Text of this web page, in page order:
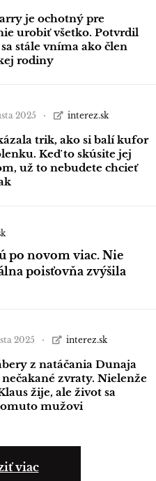
je ochotný pre
urobiť všetko. Potvrdil
stále vníma ako člen
rodiny
2025 interez.sk
trik, ako si balí kufor
Keď to skúsite jej
už to nebudete chcieť
po novom viac. Nie
poisťovňa zvýšila
2025 interez.sk
z natáčania Dunaja
zvraty. Nielenže
žije, ale život sa
mužovi
viac